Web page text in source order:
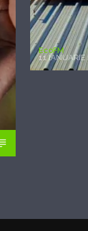
EcoFM
11 IANUARIE